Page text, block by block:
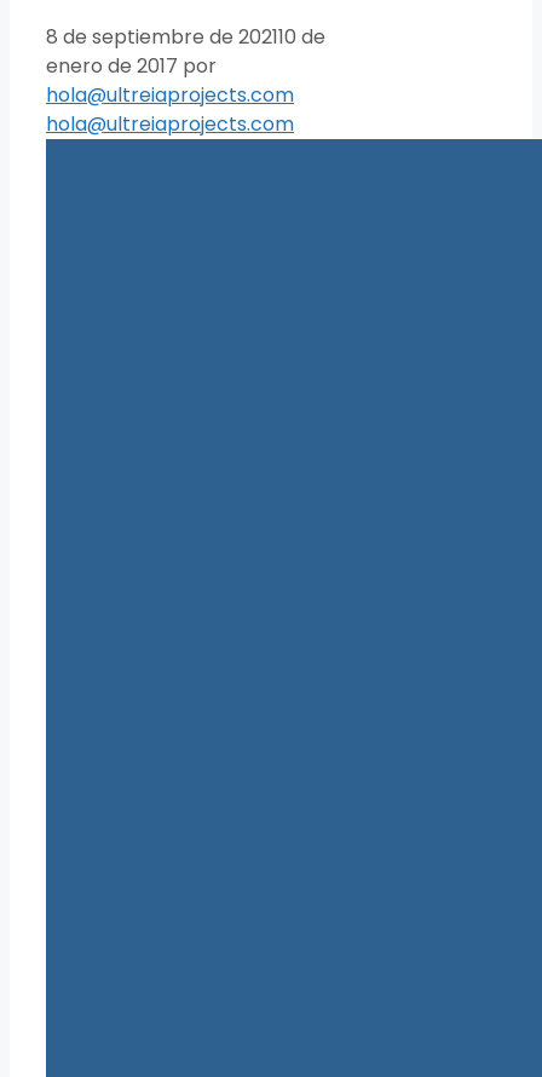
8 de septiembre de 202110 de
enero de 2017 por
hola@ultreiaprojects.com
hola@ultreiaprojects.com